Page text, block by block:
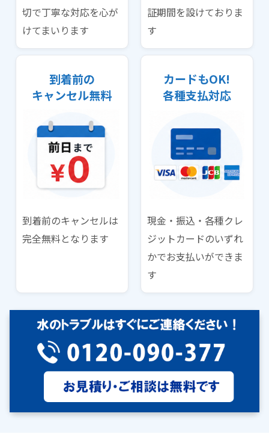
切で丁寧な対応を心が
けてまいります
証期間を設けておりま
す
到着前の
キャンセル無料
到着前のキャンセルは
完全無料となります
カードもOK!
各種支払対応
現金・振込・各種クレ
ジットカードのいずれ
かでお支払いができま
す